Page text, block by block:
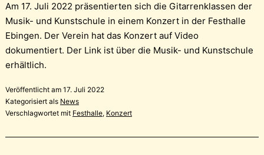
Am 17. Juli 2022 präsentierten sich die Gitarrenklassen der
Musik- und Kunstschule in einem Konzert in der Festhalle
Ebingen. Der Verein hat das Konzert auf Video
dokumentiert. Der Link ist über die Musik- und Kunstschule
erhältlich.
Veröffentlicht am 17. Juli 2022
Kategorisiert als News
Verschlagwortet mit Festhalle, Konzert